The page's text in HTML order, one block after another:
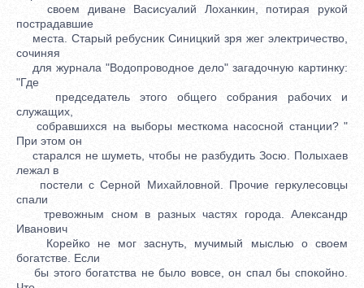
своем диване Васисуалий Лоханкин, потирая рукой
пострадавшие
места. Старый ребусник Синицкий зря жег электричество,
сочиняя
для журнала "Водопроводное дело" загадочную картинку:
"Где
председатель этого общего собрания рабочих и
служащих,
собравшихся на выборы месткома насосной станции? "
При этом он
старался не шуметь, чтобы не разбудить Зосю. Полыхаев
лежал в
постели с Серной Михайловной. Прочие геркулесовцы
спали
тревожным сном в разных частях города. Александр
Иванович
Корейко не мог заснуть, мучимый мыслью о своем
богатстве. Если
бы этого богатства не было вовсе, он спал бы спокойно.